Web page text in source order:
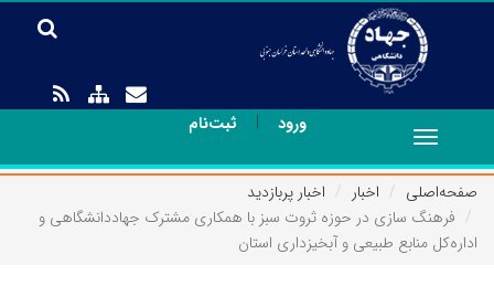
ورود | ثبت‌نام
Toggle
navigation
صفحه‌اصلی
اخبار
اخبار پربازدید
فرهنگ سازی در حوزه ثروت سبز با همکاری مشترک جهاددانشگاهی و
اداره‌کل منابع طبیعی و آبخیزداری استان